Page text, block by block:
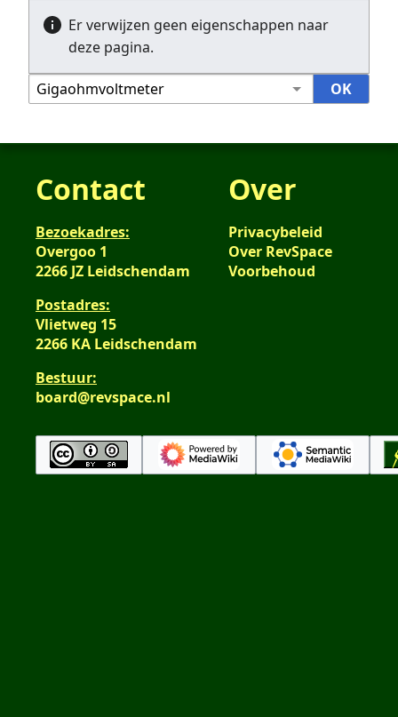
Er verwijzen geen eigenschappen naar
deze pagina.
Contact
Bezoekadres:
Overgoo 1
2266 JZ Leidschendam
Postadres:
Vlietweg 15
2266 KA Leidschendam
Bestuur:
board@revspace.nl
Over
Privacybeleid
Over RevSpace
Voorbehoud